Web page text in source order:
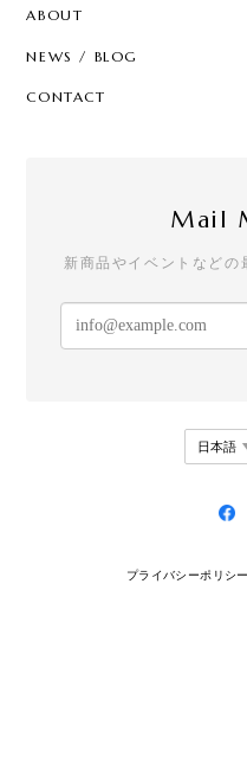
ABOUT
NEWS / BLOG
CONTACT
Mail
新商品やイベントなどの
プライバシーポリシー